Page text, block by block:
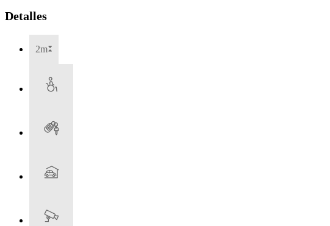
Detalles
2m